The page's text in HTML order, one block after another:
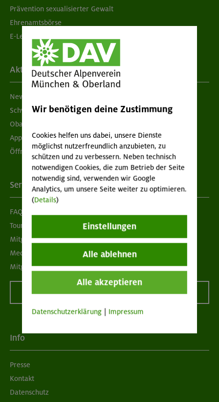
Prävention sexualisierter Gewalt
Ehrenamtsbörse
E-Learning
Aktuelles
Newsletter
Schwarzes Brett
Obacht geben!
App "Mein DAV+"
Öffnungszeiten
Services
FAQ
Tour der Woche
Mitgliedermagazin alpinwelt
Mediadaten
Mitgliedschaft kündigen
Vertrag widerrufen
Info
Presse
Kontakt
Datenschutz
Wir benötigen deine Zustimmung
Cookies helfen uns dabei, unsere Dienste
möglichst nutzerfreundlich anzubieten, zu
schützen und zu verbessern. Neben technisch
notwendigen Cookies, die zum Betrieb der Seite
notwendig sind, verwenden wir Google
Analytics, um unsere Seite weiter zu optimieren.
(Details)
Einstellungen
Alle ablehnen
Alle akzeptieren
Datenschutzerklärung Impressum